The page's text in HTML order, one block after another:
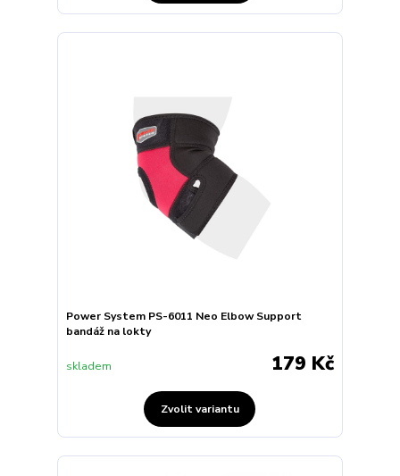
Power System PS-6011 Neo Elbow Support
bandáž na lokty
179 Kč
skladem
Zvolit variantu